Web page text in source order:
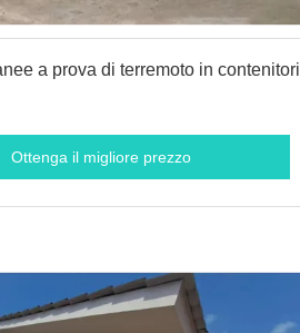
a prova di terremoto in contenitori
Ottenga il migliore prezzo